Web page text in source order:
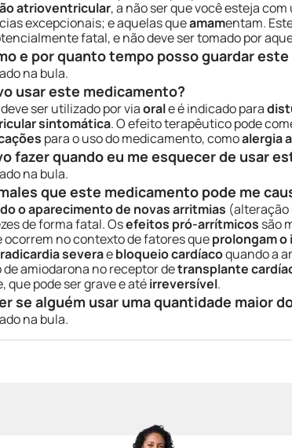
atrioventricular, a não ser que você esteja
excepcionais; e aquelas queamamentam.
fatal, e não deve ser tomado por
e por quanto tempo posso guardar
na bula.
usar este medicamento?
deve ser utilizado por viaorale é indicado para
sintomática. O efeito terapêutico pode
para o uso do medicamento, comoalergia
fazer quando eu me esquecer de usar
na bula.
que este medicamento pode me
o aparecimento de novas arritmias (alteração
de forma fatal. Osefeitos pró-arrítmicos são
no contexto de fatores queprolongam o
severaebloqueio cardíacoquando a
de amiodarona no receptor detransplante
que pode ser grave e atéirreversível.
se alguém usar uma quantidade maior
na bula.